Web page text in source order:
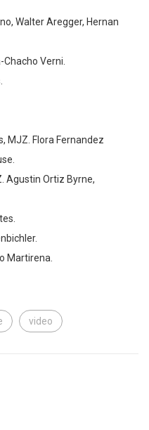
Walter Aregger, Hernan
Verni.
MJZ. Flora Fernandez
Agustin Ortiz Byrne,
Martirena.
video